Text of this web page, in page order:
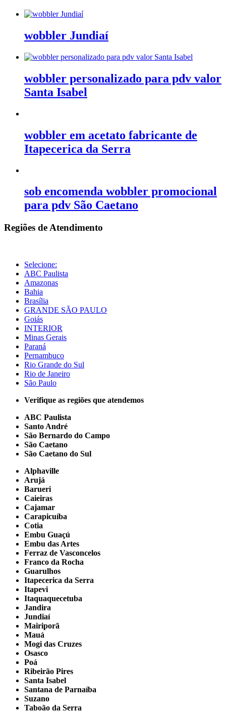
wobbler Jundiaí
wobbler personalizado para pdv valor
Santa Isabel
wobbler em acetato fabricante de
Itapecerica da Serra
sob encomenda wobbler promocional
para pdv São Caetano
Regiões de Atendimento
Selecione:
ABC Paulista
Amazonas
Bahia
Brasília
GRANDE SÃO PAULO
Goiás
INTERIOR
Minas Gerais
Paraná
Pernambuco
Rio Grande do Sul
Rio de Janeiro
São Paulo
Verifique as regiões que atendemos
ABC Paulista
Santo André
São Bernardo do Campo
São Caetano
São Caetano do Sul
Alphaville
Arujá
Barueri
Caieiras
Cajamar
Carapicuíba
Cotia
Embu Guaçú
Embu das Artes
Ferraz de Vasconcelos
Franco da Rocha
Guarulhos
Itapecerica da Serra
Itapevi
Itaquaquecetuba
Jandira
Jundiaí
Mairiporã
Mauá
Mogi das Cruzes
Osasco
Poá
Ribeirão Pires
Santa Isabel
Santana de Parnaíba
Suzano
Taboão da Serra